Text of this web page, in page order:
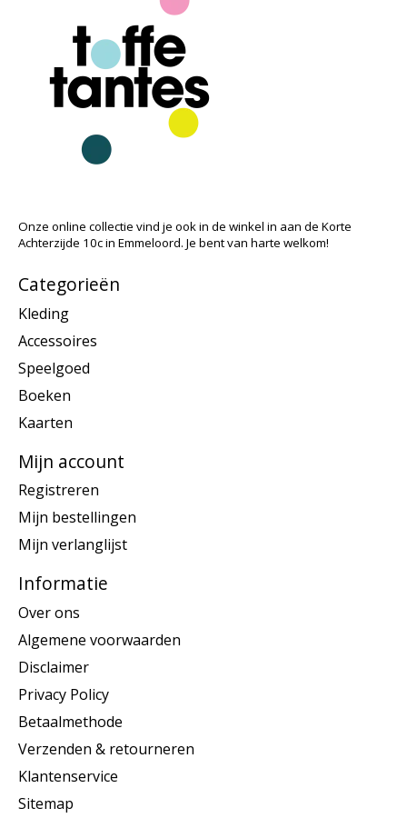
Onze online collectie vind je ook in de winkel in aan de Korte
Achterzijde 10c in Emmeloord. Je bent van harte welkom!
Categorieën
Kleding
Accessoires
Speelgoed
Boeken
Kaarten
Mijn account
Registreren
Mijn bestellingen
Mijn verlanglijst
Informatie
Over ons
Algemene voorwaarden
Disclaimer
Privacy Policy
Betaalmethode
Verzenden & retourneren
Klantenservice
Sitemap